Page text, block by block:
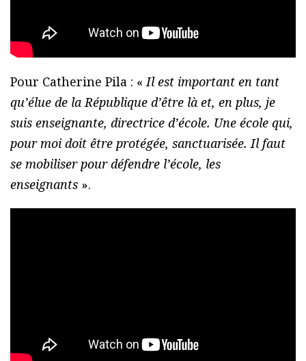
Pour Catherine Pila : «Il est important en tant
qu’élue de la République d’être là et, en plus, je
suis enseignante, directrice d’école. Une école qui,
pour moi doit être protégée, sanctuarisée. Il faut
se mobiliser pour défendre l’école, les
enseignants ».